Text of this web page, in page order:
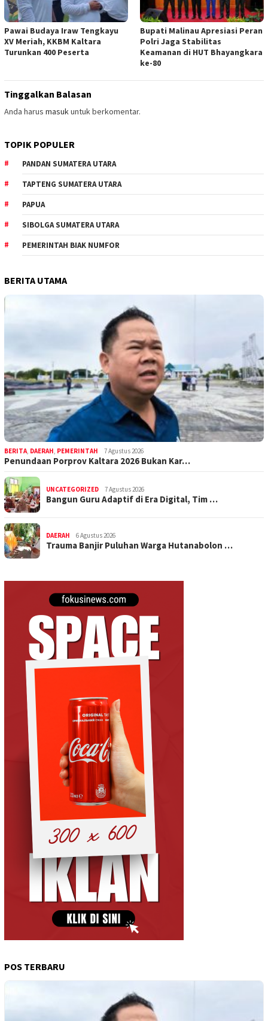
Pawai Budaya Iraw Tengkayu
XV Meriah, KKBM Kaltara
Turunkan 400 Peserta
Bupati Malinau Apresiasi Peran
Polri Jaga Stabilitas
Keamanan di HUT Bhayangkara
ke-80
Tinggalkan Balasan
Anda harus masukuntuk berkomentar.
TOPIK POPULER
PANDAN SUMATERA UTARA
TAPTENG SUMATERA UTARA
PAPUA
SIBOLGA SUMATERA UTARA
PEMERINTAH BIAK NUMFOR
BERITA UTAMA
BERITA DAERAH PEMERINTAH 7 Agustus 2026
Penundaan Porprov Kaltara 2026 Bukan Kar…
UNCATEGORIZED 7 Agustus 2026
Bangun Guru Adaptif di Era Digital, Tim …
DAERAH 6 Agustus 2026
Trauma Banjir Puluhan Warga Hutanabolon …
POS TERBARU